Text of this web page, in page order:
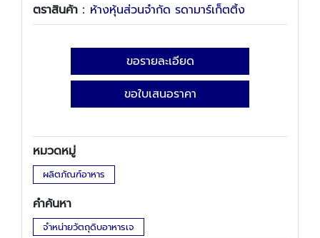
ตราสินค้า : ห้างหุ้นส่วนจำกัด รดามาร์เก็ตติ้ง
ขอรายละเอียด
ขอใบเสนอราคา
หมวดหมู่
ผลิตภัณฑ์อาหาร
คำค้นหา
จำหน่ายวัตถุดิบอาหารเจ